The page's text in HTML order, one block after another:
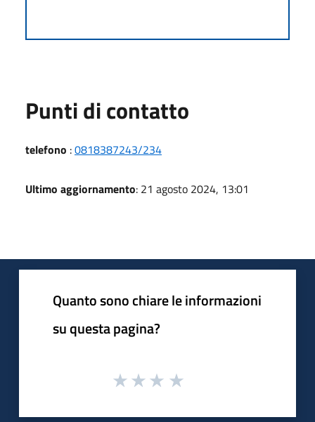
Punti di contatto
telefono :0818387243/234
Ultimo aggiornamento: 21 agosto 2024, 13:01
Quanto sono chiare le informazioni
su questa pagina?